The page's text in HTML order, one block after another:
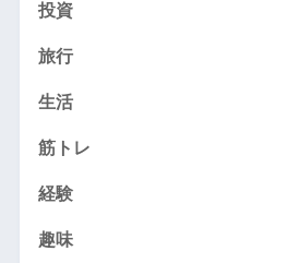
投資
旅行
生活
筋トレ
経験
趣味